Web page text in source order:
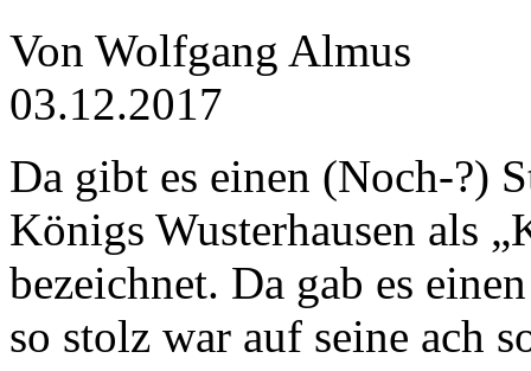
Von Wolfgang Almus
03.12.2017
Da gibt es einen (Noch-?)
Königs Wusterhausen als
bezeichnet. Da gab es
so stolz war auf seine ach